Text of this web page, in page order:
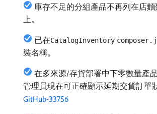
庫存不足的分組產品不再列在店
上。
已在CatalogInventory
裝名稱。
在多來源/存貨部署中下零數量產
管理員現在可正確顯示延期交貨訂單
GitHub-33756